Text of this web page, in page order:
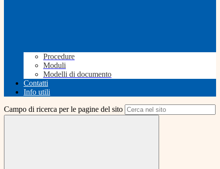
Procedure
Moduli
Modelli di documento
Contatti
Info utili
Campo di ricerca per le pagine del sito